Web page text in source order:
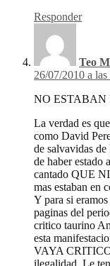
Responder
Teo
26/07/2010 a
NO ESTABAN
La verdad es
como David
de salvavidas
de haber estado
cantado QUE
mas estaban en
Y para si
paginas del
critico taurino
esta
VAYA